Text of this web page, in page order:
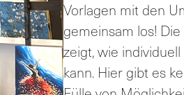
Vorlagen mit den
gemeinsam los!
zeigt, wie
kann. Hier gibt es